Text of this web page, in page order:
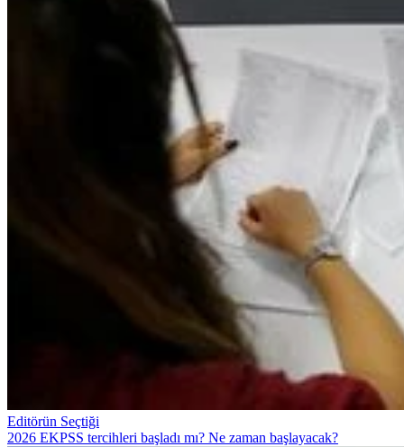
Editörün Seçtiği
2026 EKPSS tercihleri başladı mı? Ne zaman başlayacak?